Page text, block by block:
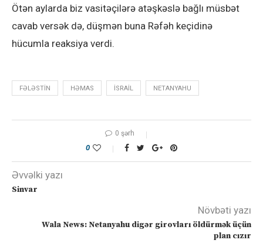
Ötən aylarda biz vasitəçilərə atəşkəslə bağlı müsbət
cavab versək də, düşmən buna Rəfəh keçidinə
hücumla reaksiya verdi.
FƏLƏSTIN HƏMAS ISRAIL NETANYAHU
0 şərh
0
Əvvəlki yazı
Sinvar
Növbəti yazı
Wala News: Netanyahu digər girovları öldürmək üçün
plan cızır